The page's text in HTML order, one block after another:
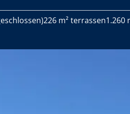
226 m² terrassen1.260